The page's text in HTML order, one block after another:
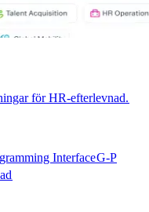
för HR-efterlevnad.​​
Interface​​G-P